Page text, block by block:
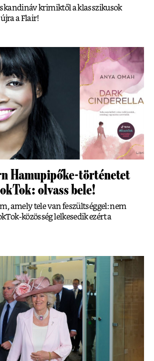
krimiktől a klasszikusok
a Flair!
Hamupipőke-történetet
olvass bele!
amely tele van feszültséggel: nem
közösség lelkesedik ezért a